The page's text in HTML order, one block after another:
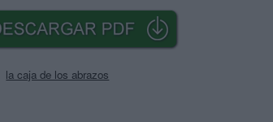
la caja de los abrazos